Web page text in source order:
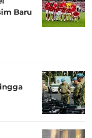
Baru